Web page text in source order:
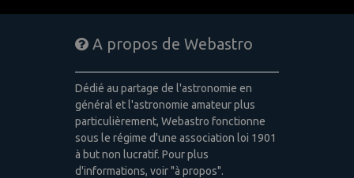
A propos de Webastro
Dédié au partage de l'astronomie en
général et l'astronomie amateur plus
particulièrement, Webastro fonctionne
sous le régime d'une association loi 1901
à but non lucratif. Pour plus
d'informations, voir "à propos".